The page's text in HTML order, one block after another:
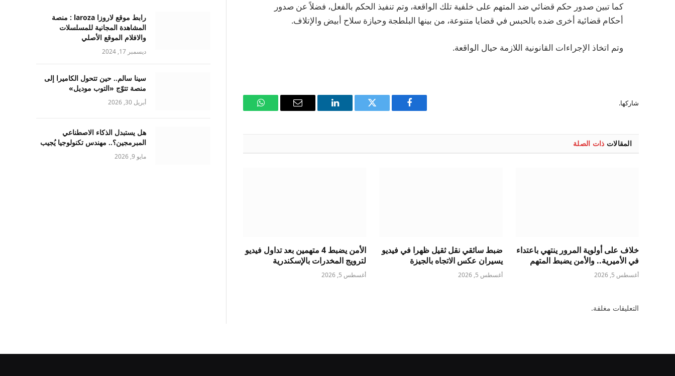
كما تبين صدور حكم قضائي ضد المتهم على خلفية تلك الواقعة، وتم تنفيذ الحكم بالفعل، فضلاً عن صدور
أحكام قضائية أخرى ضده بالحبس في قضايا متنوعة، من بينها البلطجة وحيازة سلاح أبيض والإتلاف.
وتم اتخاذ الإجراءات القانونية اللازمة حيال الواقعة.
شاركها.
فيسبوك
تويتر لينكدإن
البريد
واتساب
المقالات ذات الصلة
خلاف على أولوية المرور ينتهي باعتداء
في الأميرية.. والأمن يضبط المتهم
أغسطس 5, 2026
ضبط سائقي نقل ثقيل ظهرا في فيديو
يسيران عكس الاتجاه بالجيزة
أغسطس 5, 2026
الأمن يضبط 4 متهمين بعد تداول فيديو
لترويج المخدرات بالإسكندرية
أغسطس 5, 2026
التعليقات مغلقة.
رابط موقع لاروزا laroza : منصة
المشاهدة المجانية للمسلسلات
والافلام الموقع الأصلي
ديسمبر 17, 2024
سينا سالم.. حين تتحول الكاميرا إلى
منصة تتوّج «التوب موديل»
أبريل 30, 2026
هل يستبدل الذكاء الاصطناعي
المبرمجين؟.. مهندس تكنولوجيا يُجيب
مايو 9, 2026